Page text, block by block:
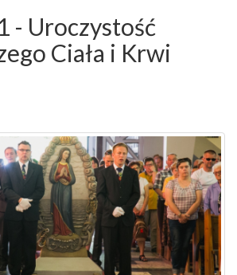
- Uroczystość
Ciała i Krwi